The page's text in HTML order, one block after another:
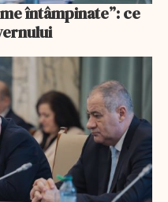
întâmpinate”: ce